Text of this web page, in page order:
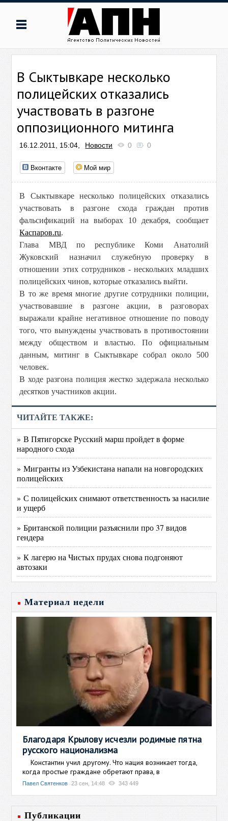
В Сыктывкаре несколько
полицейских отказались
участвовать в разгоне
оппозиционного митинга
16.12.2011, 15:04, Новости 0 0
Вконтакте Мой мир
В Сыктывкаре несколько полицейских отказались
участвовать в разгоне схода граждан против
фальсификаций на выборах 10 декабря, сообщает
Каспаров.ru.
Глава МВД по республике Коми Анатолий
Жуковский назначил служебную проверку в
отношении этих сотрудников - нескольких младших
полицейских чинов, которые отказались выйти.
В то же время многие другие сотрудники полиции,
участвовавшие в разгоне акции, в разговорах
выражали крайне негативное отношение по поводу
того, что вынуждены участвовать в противостоянии
между обществом и властью. По официальным
данным, митинг в Сыктывкаре собрал около 500
человек.
В ходе разгона полиция жестко задержала несколько
десятков участников акции.
ЧИТАЙТЕ ТАКЖЕ:
» В Пятигорске Русский марш пройдет в форме
народного схода
» Мигранты из Узбекистана напали на новгородских
полицейских
» С полицейских снимают ответственность за насилие
и ущерб
» Британской полиции разъяснили про 37 видов
гендера
» К лагерю на Чистых прудах снова подгоняют
автозаки
Материал недели
Благодаря Крылову исчезли родимые пятна
русского национализма
Константин учил другому. Что нация возникает тогда,
когда простые граждане обретают права, в
Павел Святенков 23 сен, 14:48 343 449
Публикации